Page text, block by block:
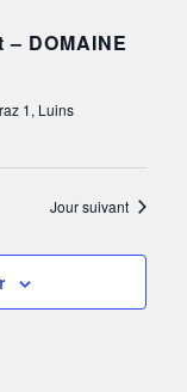
VUES
DOMAINE
1, Luins
Jour suivant